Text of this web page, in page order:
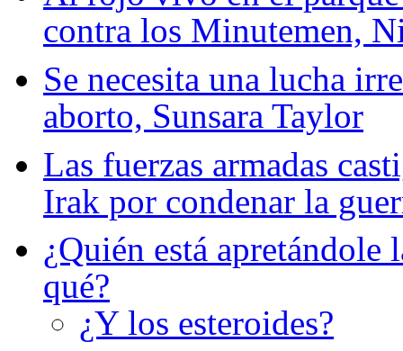
contra los Minutemen,
Se necesita una lucha
aborto, Sunsara Taylor
Las fuerzas armadas
Irak por condenar la
¿Quién está
qué?
¿Y los esteroides?